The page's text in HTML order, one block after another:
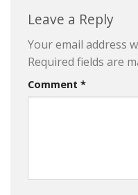
Leave a Reply
Your email address
Required fields are
Comment *